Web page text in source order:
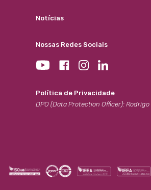
Notícias
Nossas Redes Sociais
Política de Privacidade
DPO (Data Protection Officer): Rodrigo